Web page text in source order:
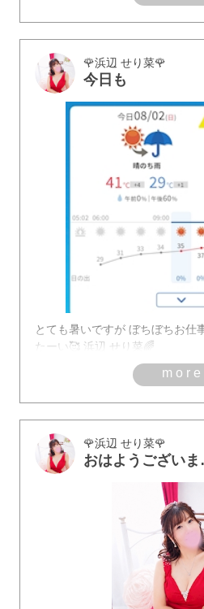
🌹浜辺 せり菜🌹
今日も
とても暑いですが ぼちぼちお仕
たーい🥰 浜辺 せり菜🌈
more
🌹浜辺 せり菜🌹
お